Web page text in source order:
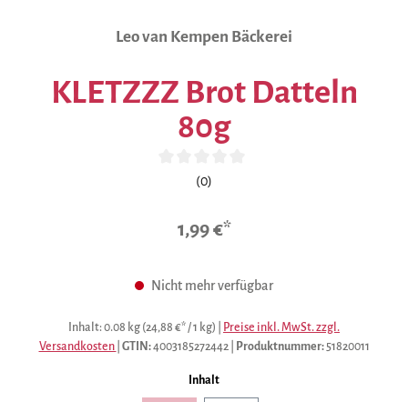
Leo van Kempen Bäckerei
KLETZZZ Brot Datteln
80g
Durchschnittliche Bewertung von 0 von 5 Sternen
(0)
1,99 €*
Nicht mehr verfügbar
Inhalt: 0.08 kg (24,88 €* / 1 kg)
Preise inkl. MwSt. zzgl.
Versandkosten GTIN:4003185272442 Produktnummer: 51820011
Inhaltauswählen